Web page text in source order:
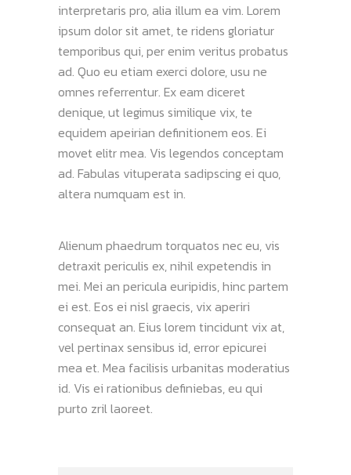
interpretaris pro, alia illum ea vim. Lorem
ipsum dolor sit amet, te ridens gloriatur
temporibus qui, per enim veritus probatus
ad. Quo eu etiam exerci dolore, usu ne
omnes referrentur. Ex eam diceret
denique, ut legimus similique vix, te
equidem apeirian definitionem eos. Ei
movet elitr mea. Vis legendos conceptam
ad. Fabulas vituperata sadipscing ei quo,
altera numquam est in.
Alienum phaedrum torquatos nec eu, vis
detraxit periculis ex, nihil expetendis in
mei. Mei an pericula euripidis, hinc partem
ei est. Eos ei nisl graecis, vix aperiri
consequat an. Eius lorem tincidunt vix at,
vel pertinax sensibus id, error epicurei
mea et. Mea facilisis urbanitas moderatius
id. Vis ei rationibus definiebas, eu qui
purto zril laoreet.